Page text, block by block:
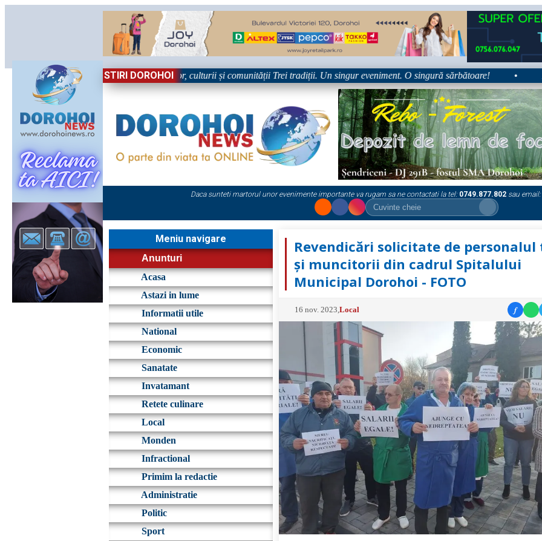
STIRI DOROHOI
– trei zile dedicate tradițiilor, culturii și comunității Trei tradiții. Un singur eveniment. O singură sărbătoare! •
Daca sunteti martorul unor evenimente importante va rugam sa ne contactati la tel: 0749.877.802 sau email:
Meniu navigare
Anunturi
Acasa
Astazi in lume
Informatii utile
National
Economic
Sanatate
Invatamant
Retete culinare
Local
Monden
Infractional
Primim la redactie
Administratie
Politic
Sport
Revendicări solicitate de personalul
și muncitorii din cadrul Spitalului
Municipal Dorohoi - FOTO
16 nov. 2023 ,Local f